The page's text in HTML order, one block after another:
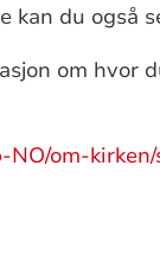
kan du også
om hvor
NO/om-